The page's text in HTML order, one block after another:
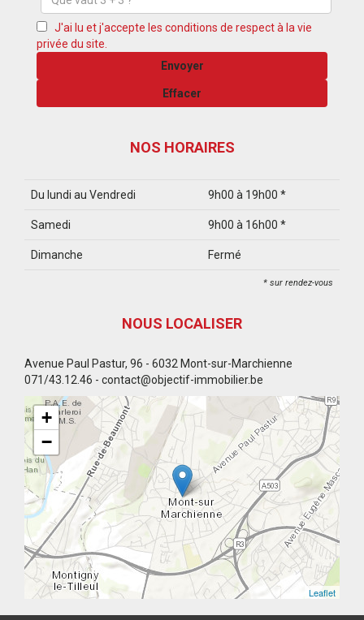
J'ai lu et j'accepte les conditions de respect à la vie
privée du site.
Envoyer
Effacer
NOS HORAIRES
Du lundi au Vendredi 9h00 à 19h00 *
Samedi 9h00 à 16h00 *
Dimanche Fermé
* sur rendez-vous
NOUS LOCALISER
Avenue Paul Pastur, 96 - 6032 Mont-sur-Marchienne
071/43.12.46 - contact@objectif-immobilier.be
+
−
Leaflet